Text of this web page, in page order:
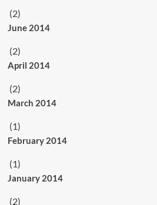
(2)
June 2014
(2)
April 2014
(2)
March 2014
(1)
February 2014
(1)
January 2014
(2)